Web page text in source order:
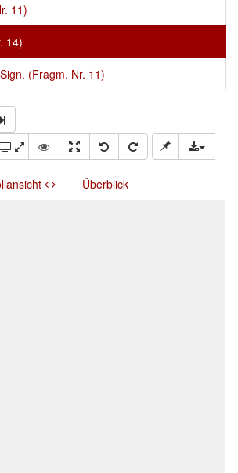
11)
14)
(Fragm. Nr. 11)
Überblick